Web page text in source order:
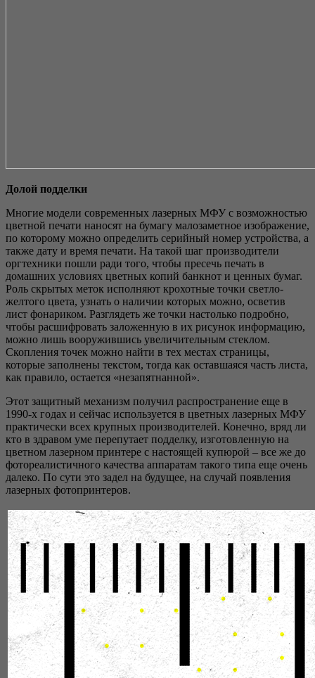
Долой подделки
Многие модели современных лазерных МФУ с возможностью
цветной печати наносят на бумагу малозаметное изображение,
по которому можно определить серийный номер устройства, а
также дату и время печати. На такой шаг производители
оргтехники пошли ради того, чтобы пресечь печать в
домашних условиях цветных копий банкнот и ценных бумаг.
Роль скрытых меток исполняют крохотные точки светло-
желтого цвета, узнать о наличии которых можно, осветив
лист фонариком. Разглядеть же точки настолько подробно,
чтобы расшифровать заложенную в их рисунок информацию,
можно лишь вооружившись увеличительным стеклом.
Скопления точек можно найти в тех местах страницы,
которые заполнены текстом, тогда как оставшаяся часть листа,
как правило, остается «незапятнанной».
Этот защитный механизм получил распространение еще в
1990-х годах и сейчас используется в цветных лазерных МФУ
практически всех крупных производителей. Конечно, вряд ли
кто в здравом уме перепутает подделку, изготовленную на
цветном лазерном принтере с настоящей купюрой – все же до
фотореалистичного качества аппаратам такого типа еще очень
далеко. По сути это задел на будущее, на случай появления
лазерных фотопринтеров.